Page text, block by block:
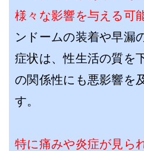
様々な影響を与える可
ンドームの装着や早漏
症状は、性生活の質を
の関係性にも悪影響を
す。
特に痛みや炎症が見ら